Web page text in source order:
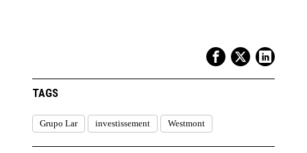
TAGS
Grupo Lar investissement Westmont